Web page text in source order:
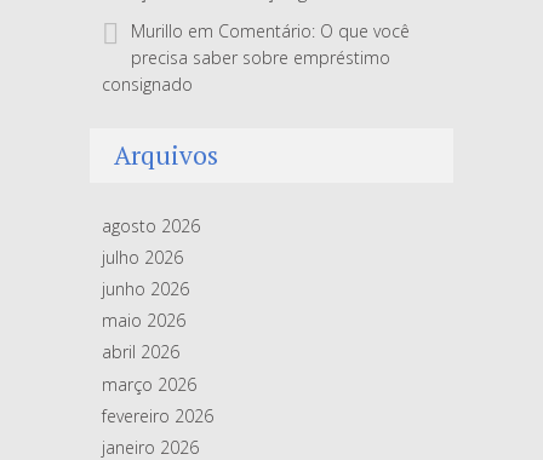
Murillo em Comentário: O que você
precisa saber sobre empréstimo
consignado
Arquivos
agosto 2026
julho 2026
junho 2026
maio 2026
abril 2026
março 2026
fevereiro 2026
janeiro 2026